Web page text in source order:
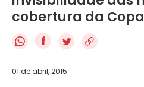
cobertura da
f
01 de abril, 2015